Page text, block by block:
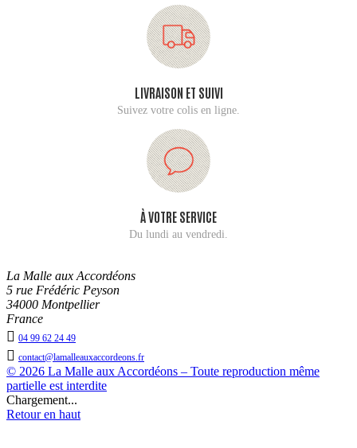
LIVRAISON ET SUIVI
Suivez votre colis en ligne.
À VOTRE SERVICE
Du lundi au vendredi.
La Malle aux Accordéons
5 rue Frédéric Peyson
34000 Montpellier
France
 04 99 62 24 49
 contact@lamalleauxaccordeons.fr
© 2026 La Malle aux Accordéons – Toute reproduction même
partielle est interdite
Chargement...
Retour en haut